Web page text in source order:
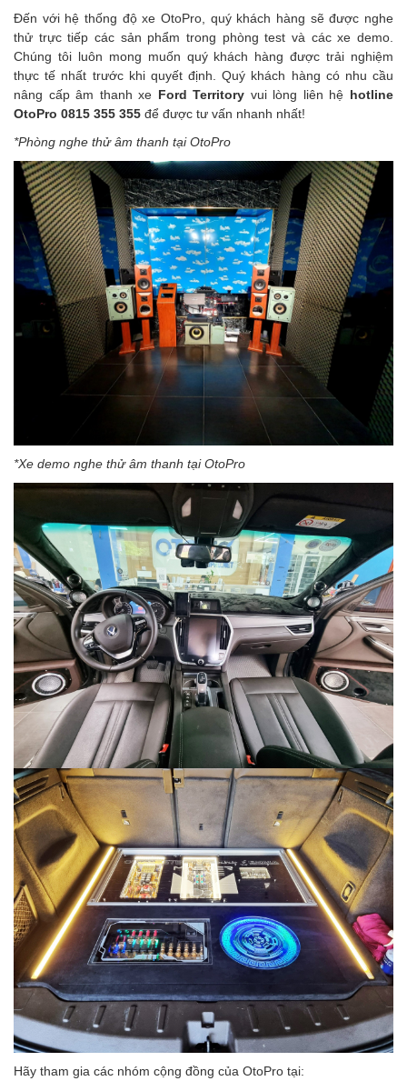
Đến với hệ thống độ xe OtoPro, quý khách hàng sẽ được nghe
thử trực tiếp các sản phẩm trong phòng test và các xe demo.
Chúng tôi luôn mong muốn quý khách hàng được trải nghiệm
thực tế nhất trước khi quyết định. Quý khách hàng có nhu cầu
nâng cấp âm thanh xe Ford Territory vui lòng liên hệ hotline
OtoPro 0815 355 355 để được tư vấn nhanh nhất!
*Phòng nghe thử âm thanh tại OtoPro
*Xe demo nghe thử âm thanh tại OtoPro
Hãy tham gia các nhóm cộng đồng của OtoPro tại: